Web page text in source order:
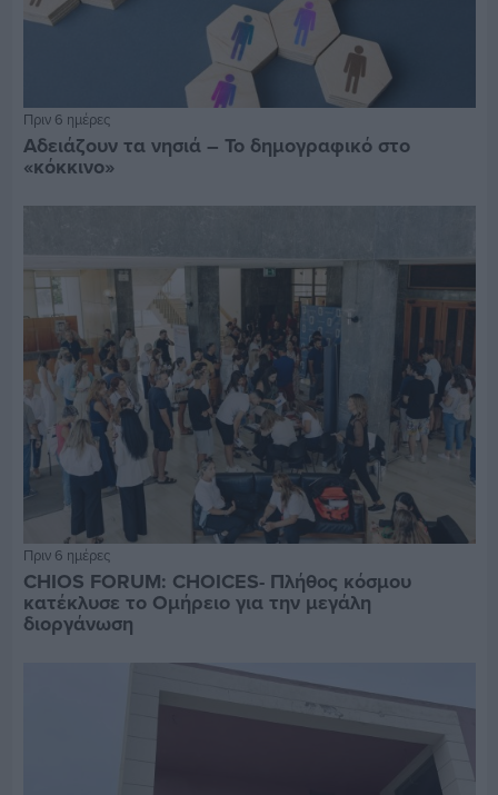
Πριν 6 ημέρες
Αδειάζουν τα νησιά – Το δημογραφικό στο
«κόκκινο»
Πριν 6 ημέρες
CHIOS FORUM: CHOICES- Πλήθος κόσμου
κατέκλυσε το Ομήρειο για την μεγάλη
διοργάνωση